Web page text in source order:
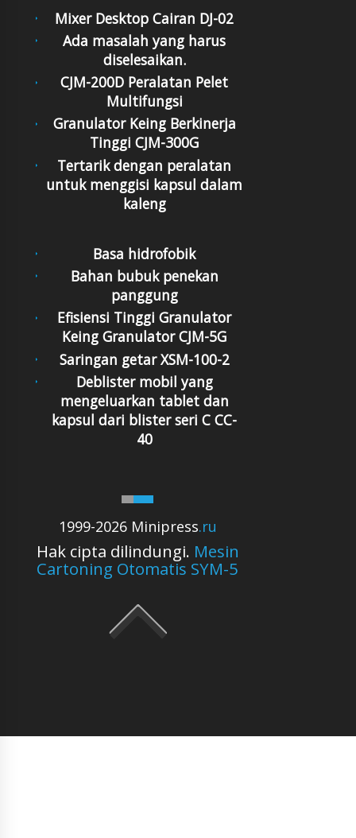
Mixer Desktop Cairan DJ-02
Ada masalah yang harus
diselesaikan.
CJM-200D Peralatan Pelet
Multifungsi
Granulator Keing Berkinerja
Tinggi CJM-300G
Tertarik dengan peralatan
untuk menggisi kapsul dalam
kaleng
1999-2026 Minipress.ru
Hak cipta dilindungi. Mesin
Cartoning Otomatis SYM-5
Basa hidrofobik
Bahan bubuk penekan
panggung
Efisiensi Tinggi Granulator
Keing Granulator CJM-5G
Saringan getar XSM-100-2
Deblister mobil yang
mengeluarkan tablet dan
kapsul dari blister seri C CC-
40